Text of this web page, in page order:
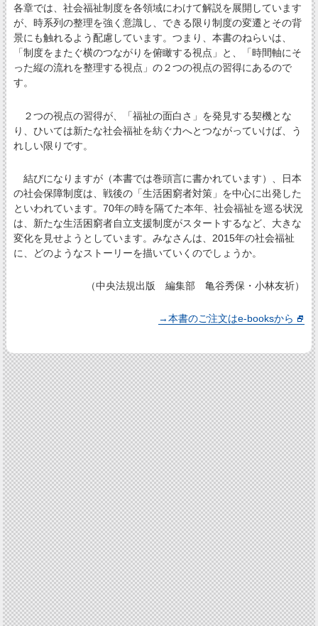
各章では、社会福祉制度を各領域にわけて解説を展開しています
が、時系列の整理を強く意識し、できる限り制度の変遷とその背
景にも触れるよう配慮しています。つまり、本書のねらいは、
「制度をまたぐ横のつながりを俯瞰する視点」と、「時間軸にそ
った縦の流れを整理する視点」の２つの視点の習得にあるので
す。
２つの視点の習得が、「福祉の面白さ」を発見する契機とな
り、ひいては新たな社会福祉を紡ぐ力へとつながっていけば、う
れしい限りです。
結びになりますが（本書では巻頭言に書かれています）、日本
の社会保障制度は、戦後の「生活困窮者対策」を中心に出発した
といわれています。70年の時を隔てた本年、社会福祉を巡る状況
は、新たな生活困窮者自立支援制度がスタートするなど、大きな
変化を見せようとしています。みなさんは、2015年の社会福祉
に、どのようなストーリーを描いていくのでしょうか。
（中央法規出版 編集部 亀谷秀保・小林友祈）
→本書のご注文はe-booksから